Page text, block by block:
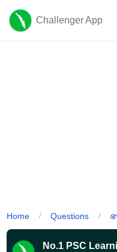
Challenger App
Home / Questions /
No.1 PSC